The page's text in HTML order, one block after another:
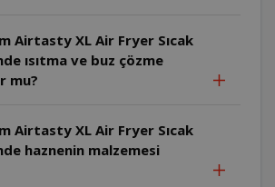
Airtasty XL Air Fryer Sıcak
ısıtma ve buz çözme
mu?
Airtasty XL Air Fryer Sıcak
haznenin malzemesi